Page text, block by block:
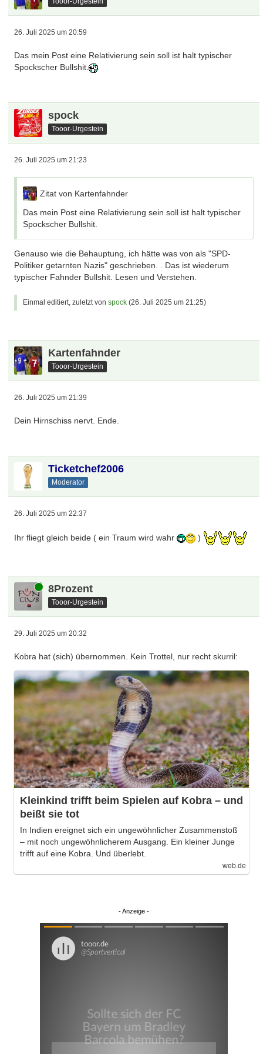
Habe ich gelesen, finde es trotzdem mehr als
malen.
Wenn man das dann noch als Abgeordneter
einer demokratischen Partei macht umso
Ich habe auch nur gemeint, dass die Headline
vermuten lässt,der SPD-Mann sei ein Nazi, was
ja nicht der Fall ist.
Ich würde das bei Leuten, die das Hakenkreuz
welcher Partei.
26. Juli 2025 um 20:59
Das mein Post eine Relativierung sein soll ist halt typischer
Spockscher Bullshit.
spock
Tooor-Urgestein
26. Juli 2025 um 21:23
Zitat von Kartenfahnder
Das mein Post eine Relativierung sein soll ist halt typischer
Spockscher Bullshit.
Genauso wie die Behauptung, ich hätte was von als "SPD-
Politiker getarnten Nazis" geschrieben. . Das ist wiederum
typischer Fahnder Bullshit. Lesen und Verstehen.
Einmal editiert, zuletzt vonspock (26. Juli 2025 um 21:25)
Kartenfahnder
Tooor-Urgestein
26. Juli 2025 um 21:39
Dein Hirnschiss nervt. Ende.
Ticketchef2006
Moderator
26. Juli 2025 um 22:37
Ihr fliegt gleich beide ( ein Traum wird wahr )
Online 8Prozent
Tooor-Urgestein
29. Juli 2025 um 20:32
Kobra hat (sich) übernommen. Kein Trottel, nur recht skurril:
Kleinkind trifft beim Spielen auf Kobra – und
beißt sie tot
In Indien ereignet sich ein ungewöhnlicher Zusammenstoß
– mit noch ungewöhnlicherem Ausgang. Ein kleiner Junge
trifft auf eine Kobra. Und überlebt.
web.de